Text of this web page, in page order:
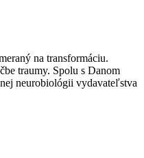
na transformáciu.
traumy. Spolu s Danom
neurobiológii vydavateľstva